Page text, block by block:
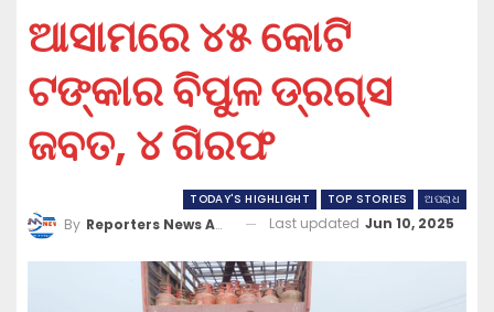
ଆସାମରେ ୪୫ କୋଟି
ଟଙ୍କାର ବିପୁଳ ଡ୍ରଗ୍ସ
ଜବତ, ୪ ଗିରଫ
TODAY'S HIGHLIGHT TOP STORIES ଅପରାଧ
By Reporters News Agency Last updated Jun 10, 2025